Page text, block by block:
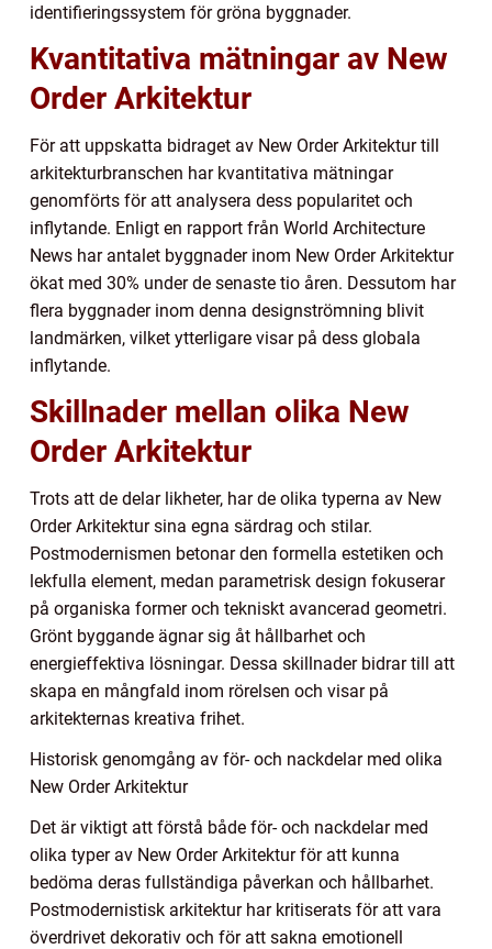
identifieringssystem för gröna byggnader.
Kvantitativa mätningar av New
Order Arkitektur
För att uppskatta bidraget av New Order Arkitektur till
arkitekturbranschen har kvantitativa mätningar
genomförts för att analysera dess popularitet och
inflytande. Enligt en rapport från World Architecture
News har antalet byggnader inom New Order Arkitektur
ökat med 30% under de senaste tio åren. Dessutom har
flera byggnader inom denna designströmning blivit
landmärken, vilket ytterligare visar på dess globala
inflytande.
Skillnader mellan olika New
Order Arkitektur
Trots att de delar likheter, har de olika typerna av New
Order Arkitektur sina egna särdrag och stilar.
Postmodernismen betonar den formella estetiken och
lekfulla element, medan parametrisk design fokuserar
på organiska former och tekniskt avancerad geometri.
Grönt byggande ägnar sig åt hållbarhet och
energieffektiva lösningar. Dessa skillnader bidrar till att
skapa en mångfald inom rörelsen och visar på
arkitekternas kreativa frihet.
Historisk genomgång av för- och nackdelar med olika
New Order Arkitektur
Det är viktigt att förstå både för- och nackdelar med
olika typer av New Order Arkitektur för att kunna
bedöma deras fullständiga påverkan och hållbarhet.
Postmodernistisk arkitektur har kritiserats för att vara
överdrivet dekorativ och för att sakna emotionell